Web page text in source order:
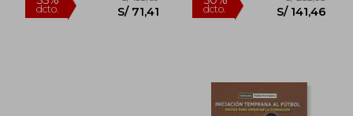
20%